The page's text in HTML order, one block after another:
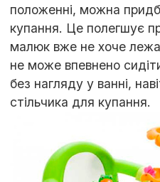
положенні, можна
купання. Це полегшує
малюк вже не хоче
не може впевнено
без нагляду у ванні,
стільчика для купання.